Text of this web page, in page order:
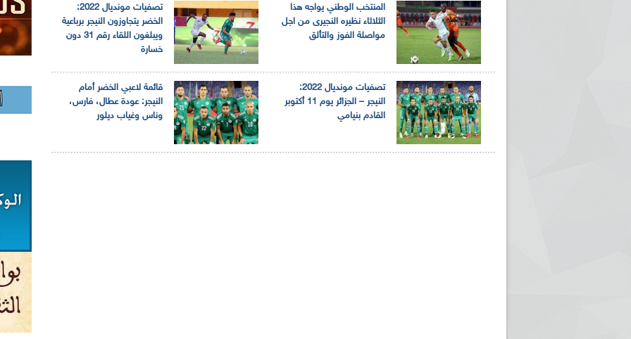
تصفيات مونديال 2022:
الخضر يتجاوزون النيجر برباعية
ويبلغون اللقاء رقم 31 دون
خسارة
المنتخب الوطني يواجه هذا
الثلاثاء نظيره النجيرى من اجل
مواصلة الفوز والتألق
قائمة لاعبي الخضر أمام
النيجر: عودة عطال، فارس،
وناس وغياب ديلور
تصفيات مونديال 2022:
النيجر – الجزائر يوم 11 أكتوبر
القادم بنيامي